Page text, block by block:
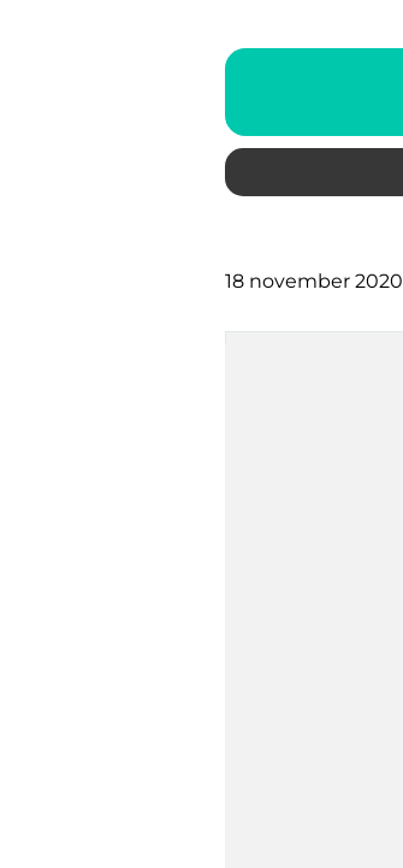
18 november 2020